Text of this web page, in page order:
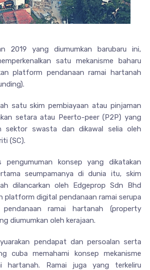
2019 yang diumumkan barubaru ini,
satu mekanisme baharu
platform pendanaan ramai hartanah
satu skim pembiayaan atau pinjaman
setara atau Peerto-peer (P2P) yang
sektor swasta dan dikawal selia oleh
(SC).
pengumuman konsep yang dikatakan
seumpamanya di dunia itu, skim
dilancarkan oleh Edgeprop Sdn Bhd
platform digital pendanaan ramai serupa
ramai hartanah (property
diumumkan oleh kerajaan.
pendapat dan persoalan serta
cuba memahami konsep mekanisme
hartanah. Ramai juga yang terkeliru